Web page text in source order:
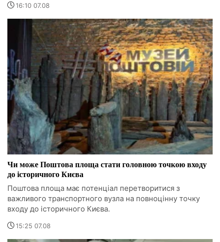
16:10 07.08
Чи може Поштова площа стати головною точкою входу
до історичного Києва
Поштова площа має потенціал перетворитися з
важливого транспортного вузла на повноцінну точку
входу до історичного Києва.
15:25 07.08